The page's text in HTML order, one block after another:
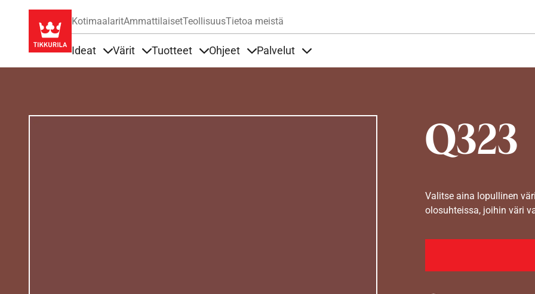
KotimaalaritAmmattilaisetTeollisuusTietoa meistä
Ideat Värit Tuotteet Ohjeet Palvelut
Q323
Valitse aina lopullinen
olosuhteissa, joihin väri